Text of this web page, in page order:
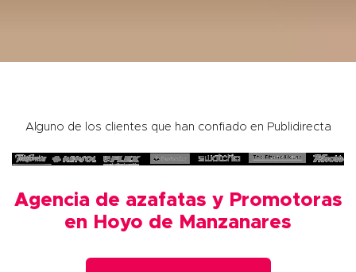
Alguno de los clientes que han confiado en Publidirecta
Agencia de azafatas y Promotoras
en Hoyo de Manzanares